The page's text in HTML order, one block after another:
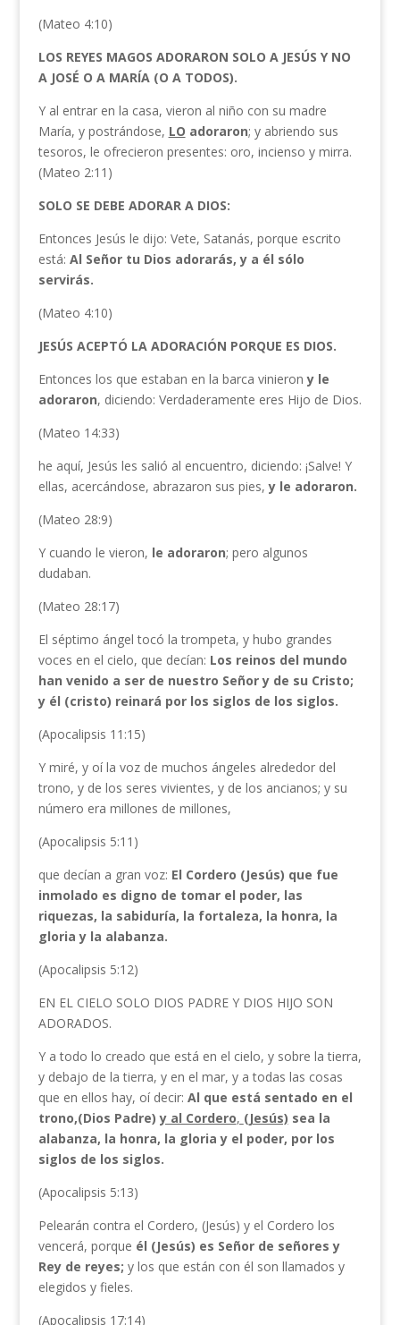
(Mateo 4:10)
LOS REYES MAGOS ADORARON SOLO A JESÚS Y NO
A JOSÉ O A MARÍA (O A TODOS).
Y al entrar en la casa, vieron al niño con su madre
María, y postrándose, LO adoraron; y abriendo sus
tesoros, le ofrecieron presentes: oro, incienso y mirra.
(Mateo 2:11)
SOLO SE DEBE ADORAR A DIOS:
Entonces Jesús le dijo: Vete, Satanás, porque escrito
está: Al Señor tu Dios adorarás, y a él sólo
servirás.
(Mateo 4:10)
JESÚS ACEPTÓ LA ADORACIÓN PORQUE ES DIOS.
Entonces los que estaban en la barca vinierony le
adoraron, diciendo: Verdaderamente eres Hijo de Dios.
(Mateo 14:33)
he aquí, Jesús les salió al encuentro, diciendo: ¡Salve! Y
ellas, acercándose, abrazaron sus pies,y le adoraron.
(Mateo 28:9)
Y cuando le vieron, le adoraron; pero algunos
dudaban.
(Mateo 28:17)
El séptimo ángel tocó la trompeta, y hubo grandes
voces en el cielo, que decían: Los reinos del mundo
han venido a ser de nuestro Señor y de su Cristo;
y él (cristo) reinará por los siglos de los siglos.
(Apocalipsis 11:15)
Y miré, y oí la voz de muchos ángeles alrededor del
trono, y de los seres vivientes, y de los ancianos; y su
número era millones de millones,
(Apocalipsis 5:11)
que decían a gran voz: El Cordero (Jesús) que fue
inmolado es digno de tomar el poder, las
riquezas, la sabiduría, la fortaleza, la honra, la
gloria y la alabanza.
(Apocalipsis 5:12)
EN EL CIELO SOLO DIOS PADRE Y DIOS HIJO SON
ADORADOS.
Y a todo lo creado que está en el cielo, y sobre la tierra,
y debajo de la tierra, y en el mar, y a todas las cosas
que en ellos hay, oí decir: Al que está sentado en el
trono,(Dios Padre)y al Cordero, (Jesús) sea la
alabanza, la honra, la gloria y el poder, por los
siglos de los siglos.
(Apocalipsis 5:13)
Pelearán contra el Cordero, (Jesús) y el Cordero los
vencerá, porque él (Jesús) es Señor de señores y
Rey de reyes; y los que están con él son llamados y
elegidos y fieles.
(Apocalipsis 17:14)